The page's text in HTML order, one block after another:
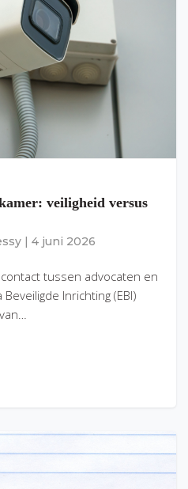
veiligheid versus
4 juni 2026
tussen advocaten en
Inrichting (EBI)